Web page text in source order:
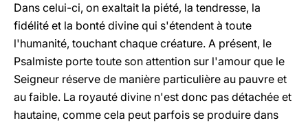
Dans celui-ci, on exaltait la piété, la tendresse, la
fidélité et la bonté divine qui s'étendent à toute
l'humanité, touchant chaque créature. A présent, le
Psalmiste porte toute son attention sur l'amour que le
Seigneur réserve de manière particulière au pauvre et
au faible. La royauté divine n'est donc pas détachée et
hautaine, comme cela peut parfois se produire dans